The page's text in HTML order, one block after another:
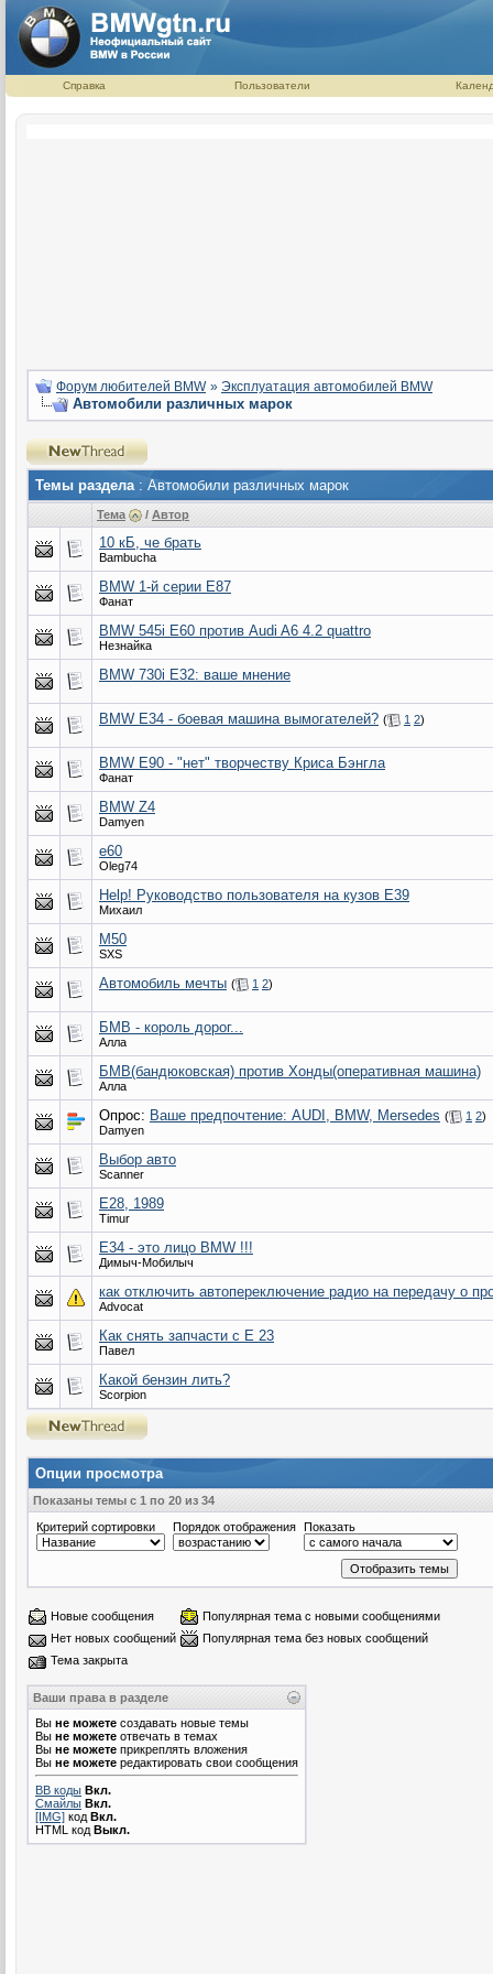
Справка Пользователи
Форум любителей BMW » Эксплуатация автомобилей BMW
Автомобили различных марок
Темы раздела : Автомобили различных марок
Тема / Автор
10 кБ, че брать
Bambucha
BMW 1-й серии Е87
Фанат
BMW 545i E60 против Audi A6 4.2 quattro
Незнайка
BMW 730i E32: ваше мнение
BMW E34 - боевая машина вымогателей? ( 1 2)
BMW E90 - "нет" творчеству Криса Бэнгла
Фанат
BMW Z4
Damyen
e60
Oleg74
Help! Руководство пользователя на кузов Е39
Михаил
M50
SXS
Автомобиль мечты ( 1 2)
БМВ - король дорог...
Алла
БМВ(бандюковская) против Хонды(оперативная машина)
Алла
Опрос: Ваше предпочтение: AUDI, BMW, Mersedes ( 1 2)
Damyen
Выбор авто
Scanner
Е28, 1989
Timur
Е34 - это лицо BMW !!!
Димыч-Мобилыч
как отключить автопереключение радио на передачу о
Advocat
Как снять запчасти с Е 23
Павел
Какой бензин лить?
Scorpion
Опции просмотра
Показаны темы с 1 по 20 из 34
Критерий сортировки
Порядок отображения Показать
Новые сообщения
Популярная тема с новыми сообщениями
Нет новых сообщений
Популярная тема без новых сообщений
Тема закрыта
Ваши права в разделе
Вы не можете создавать новые темы
Вы не можете отвечать в темах
Вы не можете прикреплять вложения
Вы не можете редактировать свои сообщения
BB коды Вкл.
Смайлы Вкл.
[IMG] код Вкл.
HTML код Выкл.